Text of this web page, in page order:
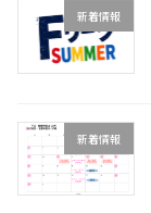
新着情報
新着情報